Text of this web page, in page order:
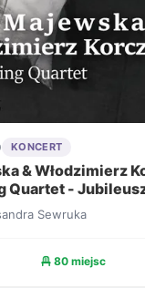
KONCERT
& Włodzimierz
Quartet -
Sewruka
80 miejsc